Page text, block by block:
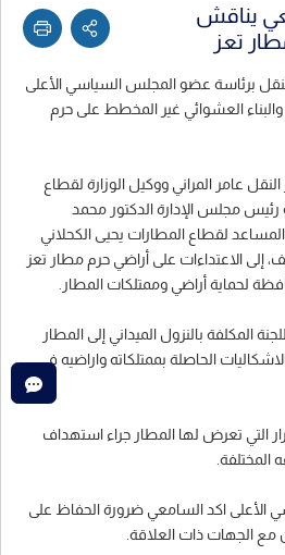
يناقش
تعز
برئاسة عضو المجلس السياسي الأعلى
العشوائي غير المخطط على حرم
عامر المراني ووكيل الوزارة لقطاع
رئيس مجلس الإدارة الدكتور محمد
المساعد لقطاع المطارات يحيى الكحلاني
إلى الاعتداءات على أراضي حرم مطار تعز
لحماية أراضي وممتلكات المطار.
المكلفة بالنزول الميداني إلى المطار
الحاصلة بممتلكاته واراضيه في
التي تعرض لها المطار جراء استهداف
المختلفة.
الأعلى اكد السامعي ضرورة الحفاظ على
مع الجهات ذات العلاقة.